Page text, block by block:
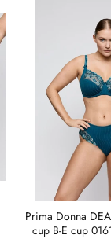
Prima Donna
cup B-E cup